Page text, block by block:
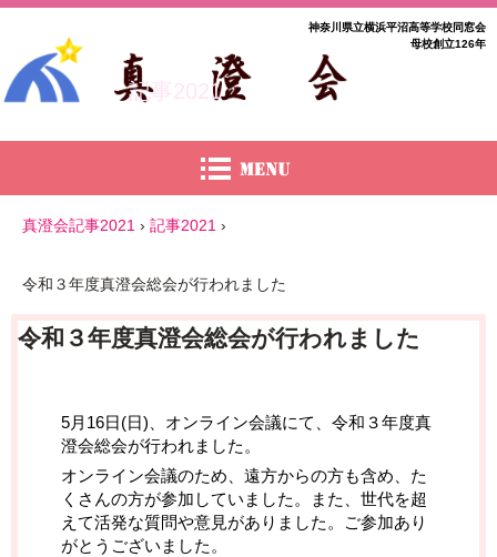
記事2021
神奈川県立横浜平沼高等学校同窓会
母校創立126年
真澄会記事2021 › 記事2021 ›
令和３年度真澄会総会が行われました
令和３年度真澄会総会が行われました
5月16日(日)、オンライン会議にて、令和３年度真
澄会総会が行われました。
オンライン会議のため、遠方からの方も含め、た
くさんの方が参加していました。また、世代を超
えて活発な質問や意見がありました。ご参加あり
がとうございました。